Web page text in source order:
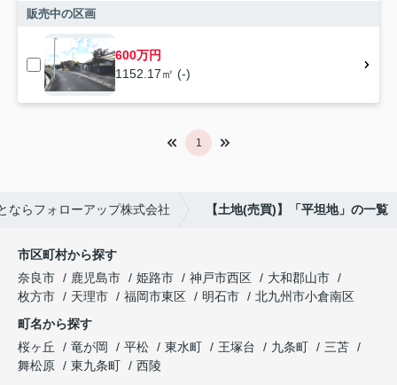
販売中の区画
600万円
1152.17㎡ (-)
1
ならフォローアップ株式会社 【土地(売買)】「平坦地」の一覧
市区町村から探す
奈良市
鹿児島市 姫路市 神戸市西区
大和郡山市
枚方市
天理市 福岡市東区 明石市
北九州市小倉南区
町名から探す
桜ヶ丘
竜が岡 平松 東水町 王塚台 九条町
三苫
舞松原
東九条町
西陵